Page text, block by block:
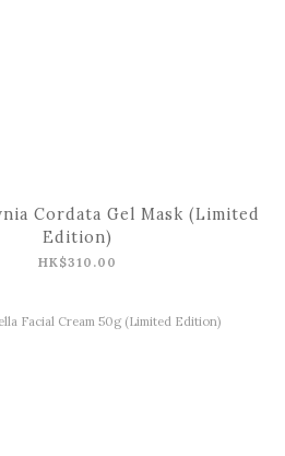
Cordata Gel Mask (Limited
Edition)
HK$310.00